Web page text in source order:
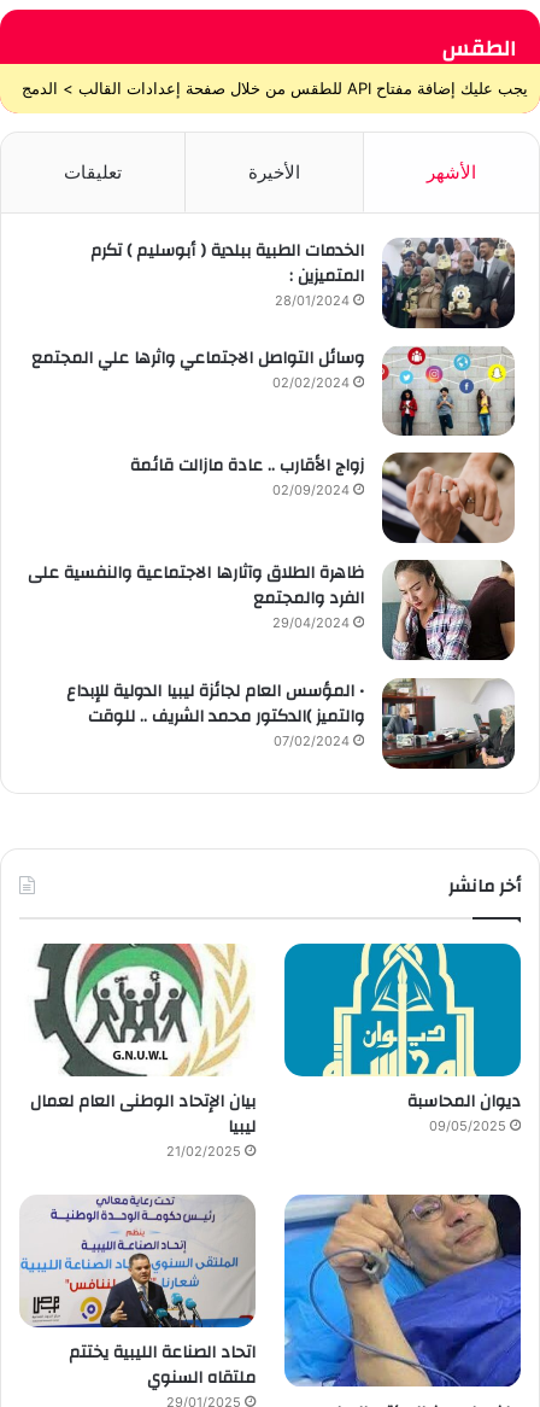
الطقس
يجب عليك إضافة مفتاح API للطقس من خلال صفحة إعدادات القالب > الدمج
الأشهر الأخيرة تعليقات
الخدمات الطبية ببلدية ( أبوسليم ) تكرم
المتميزين :
28/01/2024
وسائل التواصل الاجتماعي واثرها علي المجتمع
02/02/2024
زواج الأقارب .. عادة مازالت قائمة
02/09/2024
ظاهرة الطلاق وآثارها الاجتماعية والنفسية على
الفرد والمجتمع
29/04/2024
• المؤسس العام لجائزة ليبيا الدولية للإبداع
والتميز )الدكتور محمد الشريف .. للوقت
07/02/2024
أخر مانشر
ديوان المحاسبة
09/05/2025
بيان الإتحاد الوطنى العام لعمال
ليبيا
21/02/2025
اتحاد الصناعة الليبية يختتم
ملتقاه السنوي
29/01/2025